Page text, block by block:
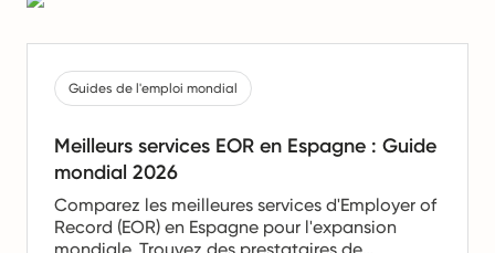
Guides de l'emploi mondial
Meilleurs services EOR en Espagne : Guide
mondial 2026
Comparez les meilleures services d'Employer of
Record (EOR) en Espagne pour l'expansion